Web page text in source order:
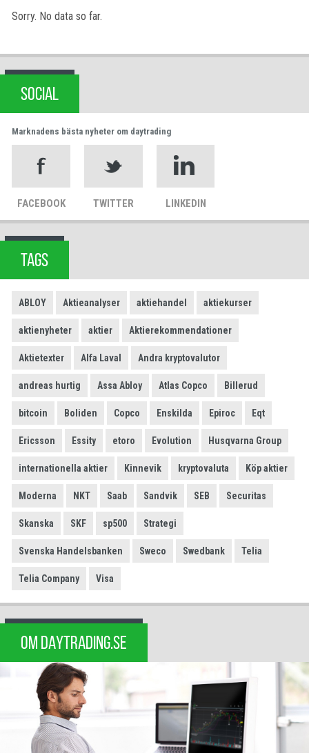
Sorry. No data so far.
SOCIAL
Marknadens bästa nyheter om daytrading
FACEBOOK TWITTER LINKEDIN
TAGS
ABLOY Aktieanalyser aktiehandel aktiekurser
aktienyheter aktier Aktierekommendationer
Aktietexter Alfa Laval Andra kryptovalutor
andreas hurtig Assa Abloy Atlas Copco Billerud
bitcoin Boliden Copco Enskilda Epiroc Eqt
Ericsson Essity etoro Evolution Husqvarna Group
internationella aktier Kinnevik kryptovaluta Köp aktier
Moderna NKT Saab Sandvik SEB Securitas
Skanska SKF sp500 Strategi
Svenska Handelsbanken Sweco Swedbank Telia
Telia Company Visa
OM DAYTRADING.SE